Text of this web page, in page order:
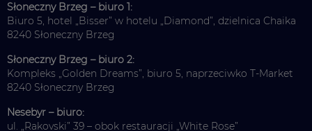
Słoneczny Brzeg – biuro 1:
Biuro 5, hotel „Bisser” w hotelu „Diamond”, dzielnica Chaika
8240 Słoneczny Brzeg
Słoneczny Brzeg – biuro 2:
Kompleks „Golden Dreams”, biuro 5, naprzeciwko T-Market
8240 Słoneczny Brzeg
Nesebyr – biuro:
ul. „Rakovski” 39 – obok restauracji „White Rose”